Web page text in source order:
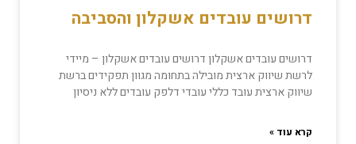
דרושים עובדים אשקלון והסביבה
דרושים עובדים אשקלון דרושים עובדים אשקלון – מיידי
לרשת שיווק ארצית מובילה בתחומה מגוון תפקידים ברשת
שיווק ארצית עובד כללי עובדי דלפק עובדים ללא ניסיון
קרא עוד »